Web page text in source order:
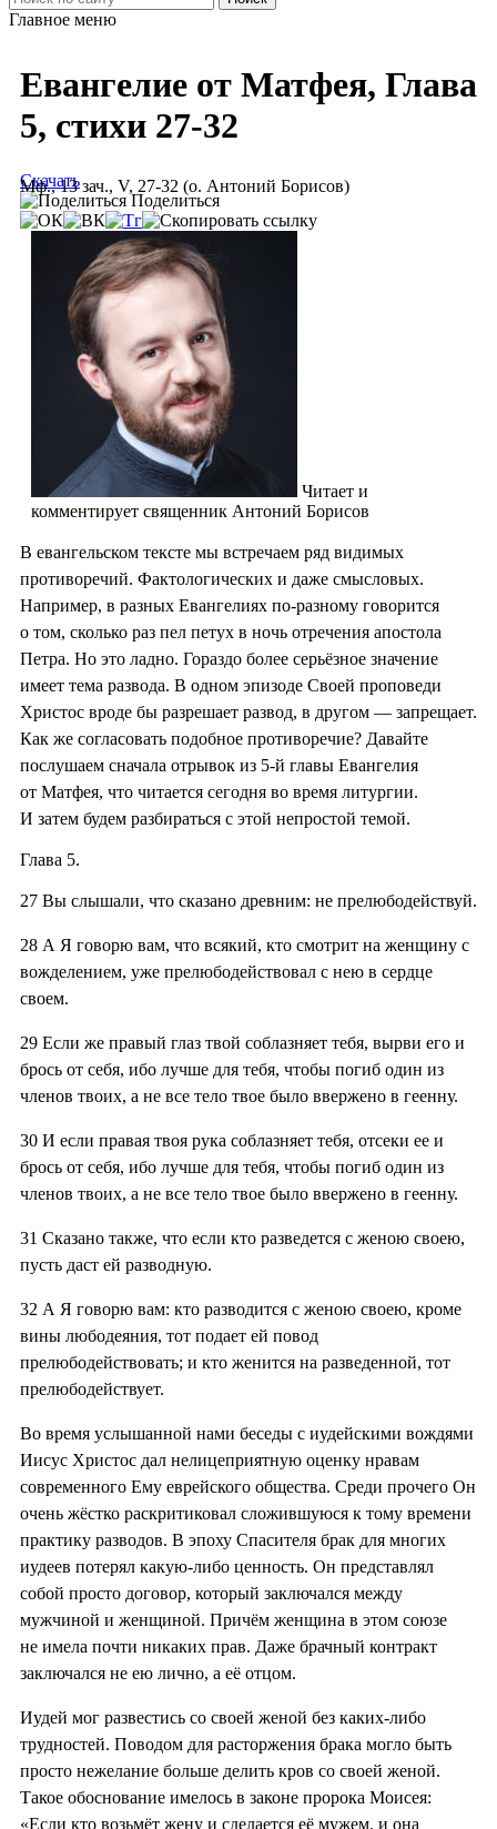
Главное меню
Евангелие от Матфея, Глава
5, стихи 27-32
Мф., 13 зач., V, 27-32 (о. Антоний Борисов)
Скачать
Поделиться
Читает и
комментирует священник Антоний Борисов
В евангельском тексте мы встречаем ряд видимых
противоречий. Фактологических и даже смысловых.
Например, в разных Евангелиях по-разному говорится
о том, сколько раз пел петух в ночь отречения апостола
Петра. Но это ладно. Гораздо более серьёзное значение
имеет тема развода. В одном эпизоде Своей проповеди
Христос вроде бы разрешает развод, в другом — запрещает.
Как же согласовать подобное противоречие? Давайте
послушаем сначала отрывок из 5-й главы Евангелия
от Матфея, что читается сегодня во время литургии.
И затем будем разбираться с этой непростой темой.
Глава 5.
27 Вы слышали, что сказано древним: не прелюбодействуй.
28 А Я говорю вам, что всякий, кто смотрит на женщину с
вожделением, уже прелюбодействовал с нею в сердце
своем.
29 Если же правый глаз твой соблазняет тебя, вырви его и
брось от себя, ибо лучше для тебя, чтобы погиб один из
членов твоих, а не все тело твое было ввержено в геенну.
30 И если правая твоя рука соблазняет тебя, отсеки ее и
брось от себя, ибо лучше для тебя, чтобы погиб один из
членов твоих, а не все тело твое было ввержено в геенну.
31 Сказано также, что если кто разведется с женою своею,
пусть даст ей разводную.
32 А Я говорю вам: кто разводится с женою своею, кроме
вины любодеяния, тот подает ей повод
прелюбодействовать; и кто женится на разведенной, тот
прелюбодействует.
Во время услышанной нами беседы с иудейскими вождями
Иисус Христос дал нелицеприятную оценку нравам
современного Ему еврейского общества. Среди прочего Он
очень жёстко раскритиковал сложившуюся к тому времени
практику разводов. В эпоху Спасителя брак для многих
иудеев потерял какую-либо ценность. Он представлял
собой просто договор, который заключался между
мужчиной и женщиной. Причём женщина в этом союзе
не имела почти никаких прав. Даже брачный контракт
заключался не ею лично, а её отцом.
Иудей мог развестись со своей женой без каких-либо
трудностей. Поводом для расторжения брака могло быть
просто нежелание больше делить кров со своей женой.
Такое обоснование имелось в законе пророка Моисея:
«Если кто возьмёт жену и сделается её мужем, и она